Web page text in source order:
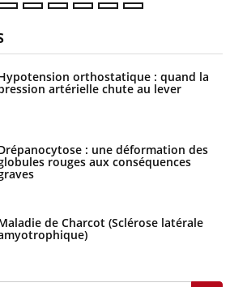
orthostatique : quand la
artérielle chute au lever
: une déformation des
rouges aux conséquences
de Charcot (Sclérose latérale